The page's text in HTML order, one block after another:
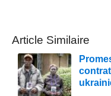
Article Similaire